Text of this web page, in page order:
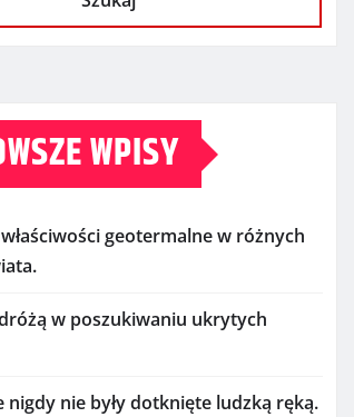
WPISY
geotermalne w różnych
w poszukiwaniu ukrytych
nigdy nie były dotknięte ludzką ręką.